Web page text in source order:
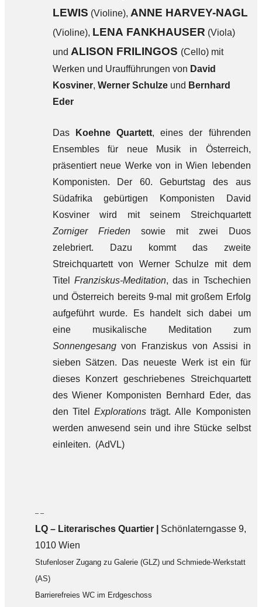
LEWIS (Violine), ANNE HARVEY-NAGL
(Violine), LENA FANKHAUSER (Viola)
und ALISON FRILINGOS (Cello) mit
Werken und Uraufführungen von David
Kosviner, Werner Schulzeund Bernhard
Eder
Das Koehne Quartett, eines der führenden
Ensembles für neue Musik in Österreich,
präsentiert neue Werke von in Wien lebenden
Komponisten. Der 60. Geburtstag des aus
Südafrika gebürtigen Komponisten David
Kosviner wird mit seinem Streichquartett
Zorniger Friedensowie mit zwei Duos
zelebriert. Dazu kommt das zweite
Streichquartett von Werner Schulze mit dem
Titel Franziskus-Meditation, das in Tschechien
und Österreich bereits 9-mal mit großem Erfolg
aufgeführt wurde. Es handelt sich dabei um
eine musikalische Meditation zum
Sonnengesangvon Franziskus von Assisi in
sieben Sätzen. Das neueste Werk ist ein für
dieses Konzert geschriebenes Streichquartett
des Wiener Komponisten Bernhard Eder, das
den Titel Explorationsträgt. Alle Komponisten
werden anwesend sein und ihre Stücke selbst
einleiten. (AdVL)
– –
LQ –Literarisches Quartier | Schönlaterngasse 9,
1010 Wien
Stufenloser Zugang zu Galerie (GLZ) und Schmiede-Werkstatt
(AS)
Barrierefreies WC im Erdgeschoss